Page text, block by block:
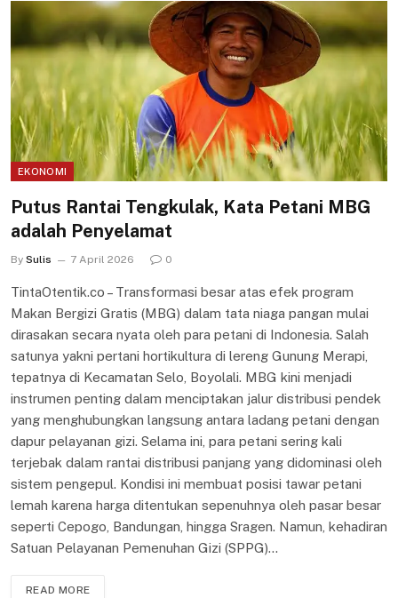
EKONOMI
Putus Rantai Tengkulak, Kata Petani MBG
adalah Penyelamat
By Sulis 7 April 2026 0
TintaOtentik.co – Transformasi besar atas efek program
Makan Bergizi Gratis (MBG) dalam tata niaga pangan mulai
dirasakan secara nyata oleh para petani di Indonesia. Salah
satunya yakni pertani hortikultura di lereng Gunung Merapi,
tepatnya di Kecamatan Selo, Boyolali. MBG kini menjadi
instrumen penting dalam menciptakan jalur distribusi pendek
yang menghubungkan langsung antara ladang petani dengan
dapur pelayanan gizi. Selama ini, para petani sering kali
terjebak dalam rantai distribusi panjang yang didominasi oleh
sistem pengepul. Kondisi ini membuat posisi tawar petani
lemah karena harga ditentukan sepenuhnya oleh pasar besar
seperti Cepogo, Bandungan, hingga Sragen. Namun, kehadiran
Satuan Pelayanan Pemenuhan Gizi (SPPG)…
READ MORE